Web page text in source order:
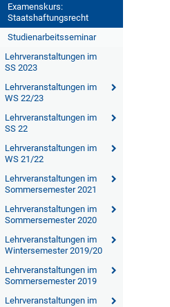
Examenskurs:
Staatshaftungsrecht
Studienarbeitsseminar
Lehrveranstaltungen im
SS 2023
Lehrveranstaltungen im
WS 22/23
Lehrveranstaltungen im
SS 22
Lehrveranstaltungen im
WS 21/22
Lehrveranstaltungen im
Sommersemester 2021
Lehrveranstaltungen im
Sommersemester 2020
Lehrveranstaltungen im
Wintersemester 2019/20
Lehrveranstaltungen im
Sommersemester 2019
Lehrveranstaltungen im